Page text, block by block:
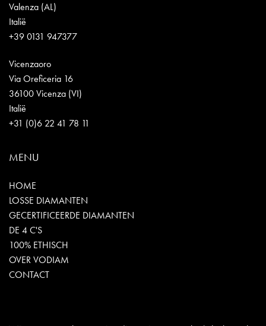
Valenza (AL)
Italië
+39 0131 947377
Vicenzaoro
Via Oreficeria 16
36100 Vicenza (VI)
Italië
+31 (0)6 22 41 78 11
MENU
HOME
LOSSE DIAMANTEN
GECERTIFICEERDE DIAMANTEN
DE 4 C'S
100% ETHISCH
OVER VODIAM
CONTACT